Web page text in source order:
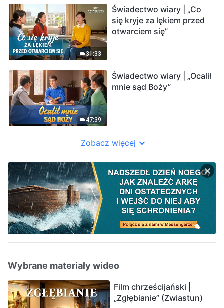
31:33
Świadectwo wiary | „Co
się kryje za lękiem przed
otwarciem się”
47:39
Świadectwo wiary | „Ocalił
mnie sąd Boży”
Zobacz więcej
Wybrane materiały wideo
Film chrześcijański |
„Zgłębianie” (Zwiastun)